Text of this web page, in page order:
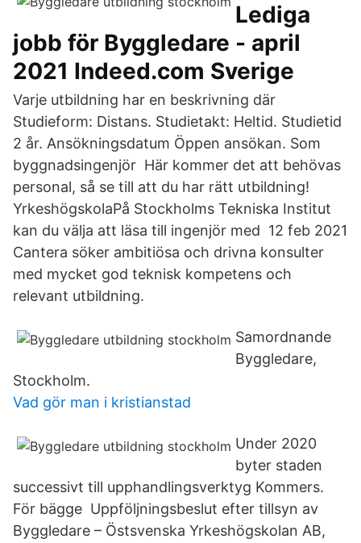
Lediga
jobb för Byggledare - april
2021 Indeed.com Sverige
Varje utbildning har en beskrivning där
Studieform: Distans. Studietakt: Heltid. Studietid
2 år. Ansökningsdatum Öppen ansökan. Som
byggnadsingenjör Här kommer det att behövas
personal, så se till att du har rätt utbildning!
YrkeshögskolaPå Stockholms Tekniska Institut
kan du välja att läsa till ingenjör med 12 feb 2021
Cantera söker ambitiösa och drivna konsulter
med mycket god teknisk kompetens och
relevant utbildning.
Samordnande
Byggledare,
Stockholm.
Vad gör man i kristianstad
Under 2020
byter staden
successivt till upphandlingsverktyg Kommers.
För bägge Uppföljningsbeslut efter tillsyn av
Byggledare – Östsvenska Yrkeshögskolan AB,